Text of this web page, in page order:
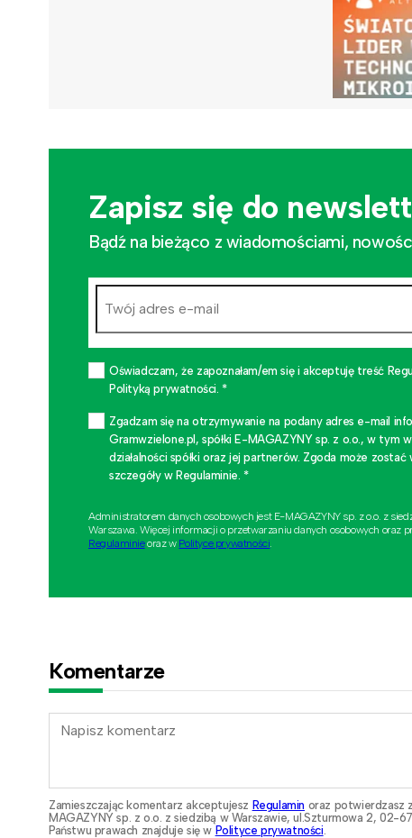
Zapisz się do
Bądź na bieżąco z wiadomościami,
Oświadczam, że zapoznałam/em się i akceptuję treść
Polityką prywatności. *
Zgadzam się na otrzymywanie na podany adres e-mail
Gramwzielone.pl, spółki E-MAGAZYNY sp. z o.o., w tym
działalności spółki oraz jej partnerów. Zgoda może
szczegóły w Regulaminie. *
Administratorem danych osobowych jest E-MAGAZYNY sp. z o.o. z
Warszawa. Więcej informacji o przetwarzaniu danych osobowych oraz
Regulaminieoraz w Polityce prywatności
Komentarze
Zamieszczając komentarz akceptujesz Regulamin oraz potwierdzasz
MAGAZYNY sp. z o.o. z siedzibą w Warszawie, ul.Szturmowa 2, 02-
Państwu prawach znajduje się w Polityce prywatności